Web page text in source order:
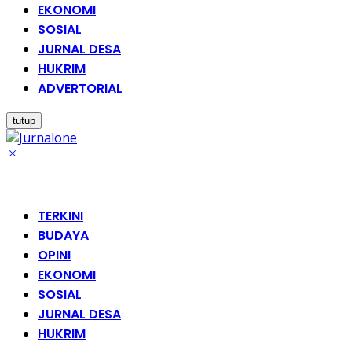
EKONOMI
SOSIAL
JURNAL DESA
HUKRIM
ADVERTORIAL
tutup
TERKINI
BUDAYA
OPINI
EKONOMI
SOSIAL
JURNAL DESA
HUKRIM